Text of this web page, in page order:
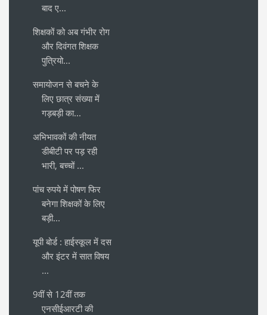
बाद ए...
शिक्षकों को अब गंभीर रोग
और दिवंगत शिक्षक
पुत्रियो...
समायोजन से बचने के
लिए छात्र संख्या में
गड़बड़ी का...
अभिभावकों की नीयत
डीबीटी पर पड़ रही
भारी, बच्चों ...
पांच रुपये में पोषण फिर
बनेगा शिक्षकों के लिए
बड़ी...
यूपी बोर्ड : हाईस्कूल में दस
और इंटर में सात विषय
...
9वीं से 12वीं तक
एनसीईआरटी की